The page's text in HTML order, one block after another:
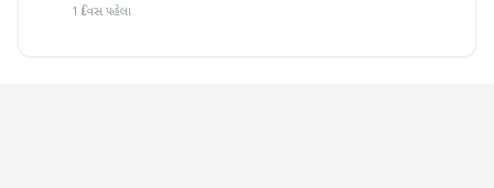
1 દિવસ પહેલા